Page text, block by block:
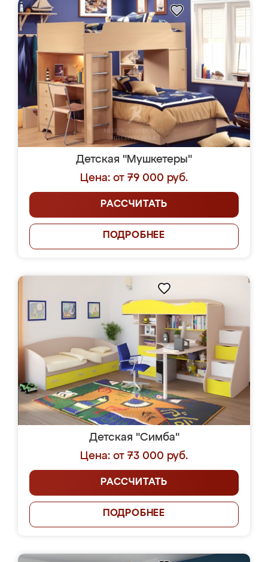
Детская "Мушкетеры"
Цена: от 79 000 руб.
РАССЧИТАТЬ
ПОДРОБНЕЕ
Детская "Симба"
Цена: от 73 000 руб.
РАССЧИТАТЬ
ПОДРОБНЕЕ